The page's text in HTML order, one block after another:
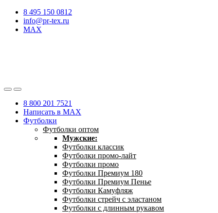
8 495 150 0812
info@pr-tex.ru
MAX
8 800 201 7521
Написать в MAX
Футболки
Футболки оптом
Мужские:
Футболки классик
Футболки промо-лайт
Футболки промо
Футболки Премиум 180
Футболки Премиум Пенье
Футболки Камуфляж
Футболки стрейч с эластаном
Футболки с длинным рукавом